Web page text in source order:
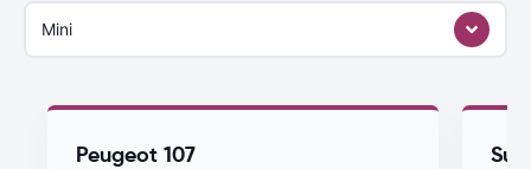
Mini
Peugeot 107